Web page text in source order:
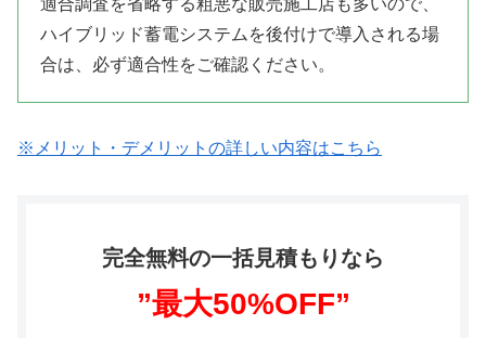
ハイブリッド蓄電システムを後付けで導入される場
合は、必ず適合性をご確認ください。
※メリット・デメリットの詳しい内容はこちら
完全無料の一括見積もりなら
”最大50%OFF”